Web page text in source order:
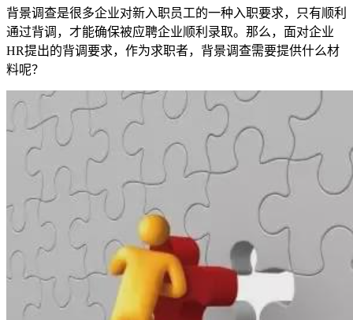
背景调查是很多企业对新入职员工的一种入职要求，只有顺利
通过背调，才能确保被应聘企业顺利录取。那么，面对企业
HR提出的背调要求，作为求职者，背景调查需要提供什么材
料呢？